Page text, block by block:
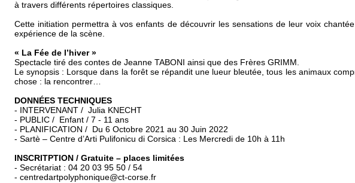
à travers différents répertoires classiques.
Cette initiation permettra à vos enfants de découvrir les sensations de leur voix
expérience de la scène.
« La Fée de l’hiver »
Spectacle tiré des contes de Jeanne TABONI ainsi que des Frères GRIMM.
Le synopsis : Lorsque dans la forêt se répandit une lueur bleutée, tous les animaux
chose : la rencontrer…
DONNÉES TECHNIQUES
- INTERVENANT / Julia KNECHT
- PUBLIC / Enfant / 7 - 11 ans
- PLANIFICATION / Du 6 Octobre 2021 au 30 Juin 2022
- Sartè – Centre d’Arti Pulifonicu di Corsica : Les Mercredi de 10h à 11h
INSCRITPTION / Gratuite – places limitées
- Secrétariat : 04 20 03 95 50 / 54
- centredartpolyphonique@ct-corse.fr